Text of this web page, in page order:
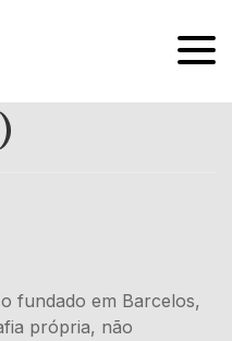
OPEN
fundado em Barcelos,
própria, não